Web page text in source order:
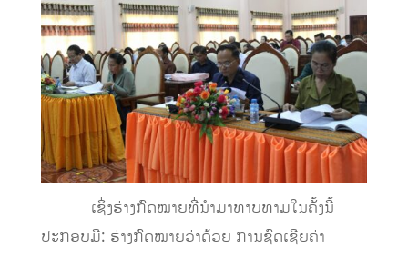
ເຊິ່ງຮ່າງກົດໝາຍທີ່ນໍາມາທາບທາມໃນຄັ້ງນີ້
ປະກອບມີ: ຮ່າງກົດໝາຍວ່າດ້ວຍ ການຊົດເຊີຍຄ່າ